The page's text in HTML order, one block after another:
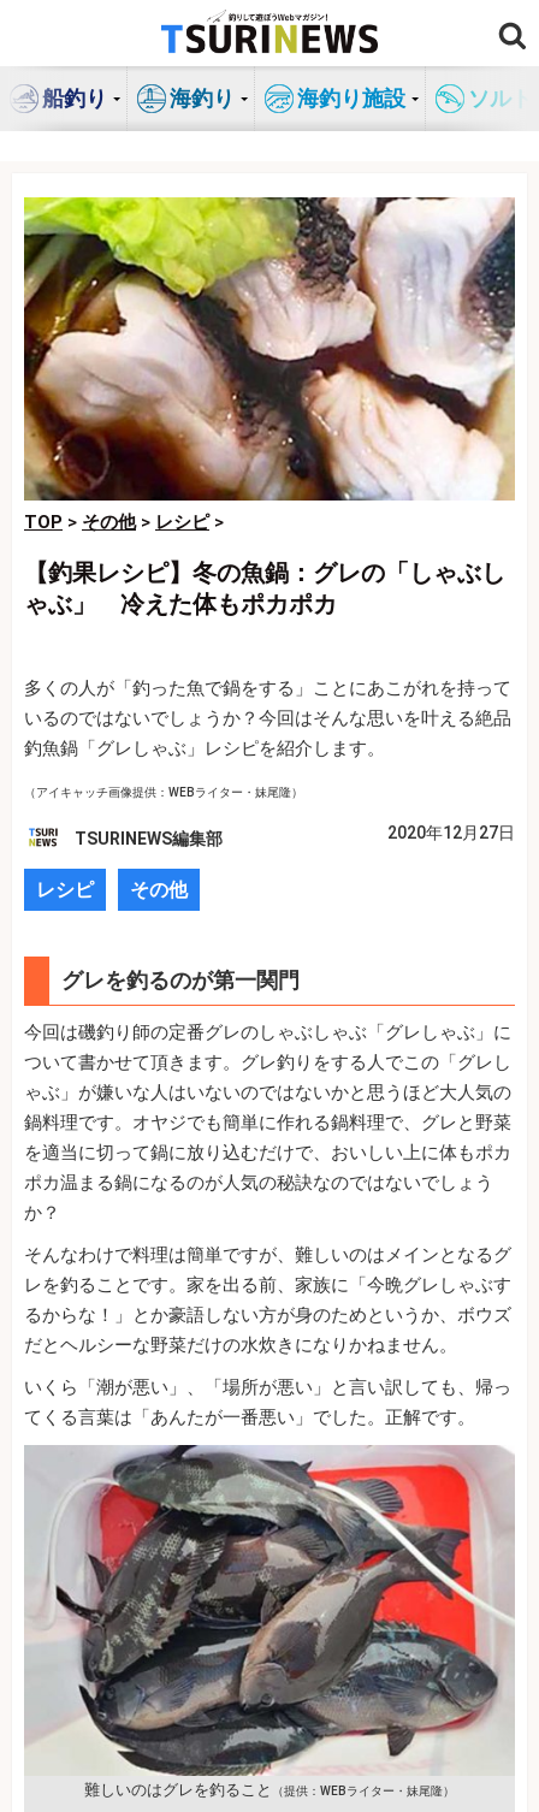
ン
船釣り 海釣り 海釣り施設 ソル
TOP > その他> レシピ>
【釣果レシピ】冬の魚鍋：グレの「しゃぶし
ゃぶ」 冷えた体もポカポカ
多くの人が「釣った魚で鍋をする」ことにあこがれを持って
いるのではないでしょうか？今回はそんな思いを叶える絶品
釣魚鍋「グレしゃぶ」レシピを紹介します。
（アイキャッチ画像提供：WEBライター・妹尾隆）
TSURINEWS編集部 2020年12月27日
レシピ その他
グレを釣るのが第一関門
今回は磯釣り師の定番グレのしゃぶしゃぶ「グレしゃぶ」に
ついて書かせて頂きます。グレ釣りをする人でこの「グレし
ゃぶ」が嫌いな人はいないのではないかと思うほど大人気の
鍋料理です。オヤジでも簡単に作れる鍋料理で、グレと野菜
を適当に切って鍋に放り込むだけで、おいしい上に体もポカ
ポカ温まる鍋になるのが人気の秘訣なのではないでしょう
か？
そんなわけで料理は簡単ですが、難しいのはメインとなるグ
レを釣ることです。家を出る前、家族に「今晩グレしゃぶす
るからな！」とか豪語しない方が身のためというか、ボウズ
だとヘルシーな野菜だけの水炊きになりかねません。
いくら「潮が悪い」、「場所が悪い」と言い訳しても、帰っ
てくる言葉は「あんたが一番悪い」でした。正解です。
難しいのはグレを釣ること （提供：WEBライター・妹尾隆）